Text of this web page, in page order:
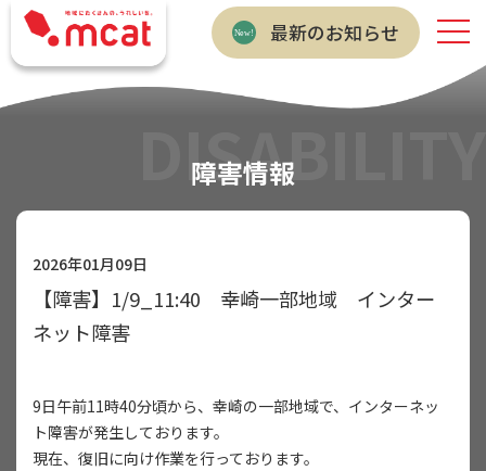
最新のお知らせ
障害情報
DISABILITY
2026年01月09日
【障害】1/9_11:40 幸崎一部地域 インター
ネット障害
9日午前11時40分頃から、幸崎の一部地域で、インターネッ
ト障害が発生しております。
現在、復旧に向け作業を行っております。